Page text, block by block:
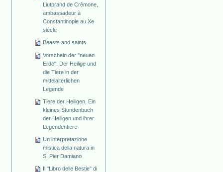
Liutprand de Crémone,
ambassadeur à
Constantinople au Xe
siècle
Beasts and saints
Vorschein der "neuen
Erde". Der Heilige und
die Tiere in der
mittelalterlichen
Legende
Tiere der Heiligen. Ein
kleines Stundenbuch
der Heiligen und ihrer
Legendentiere
Un interpretazione
mistica della natura in
S. Pier Damiano
Il "Libro delle Bestie" di